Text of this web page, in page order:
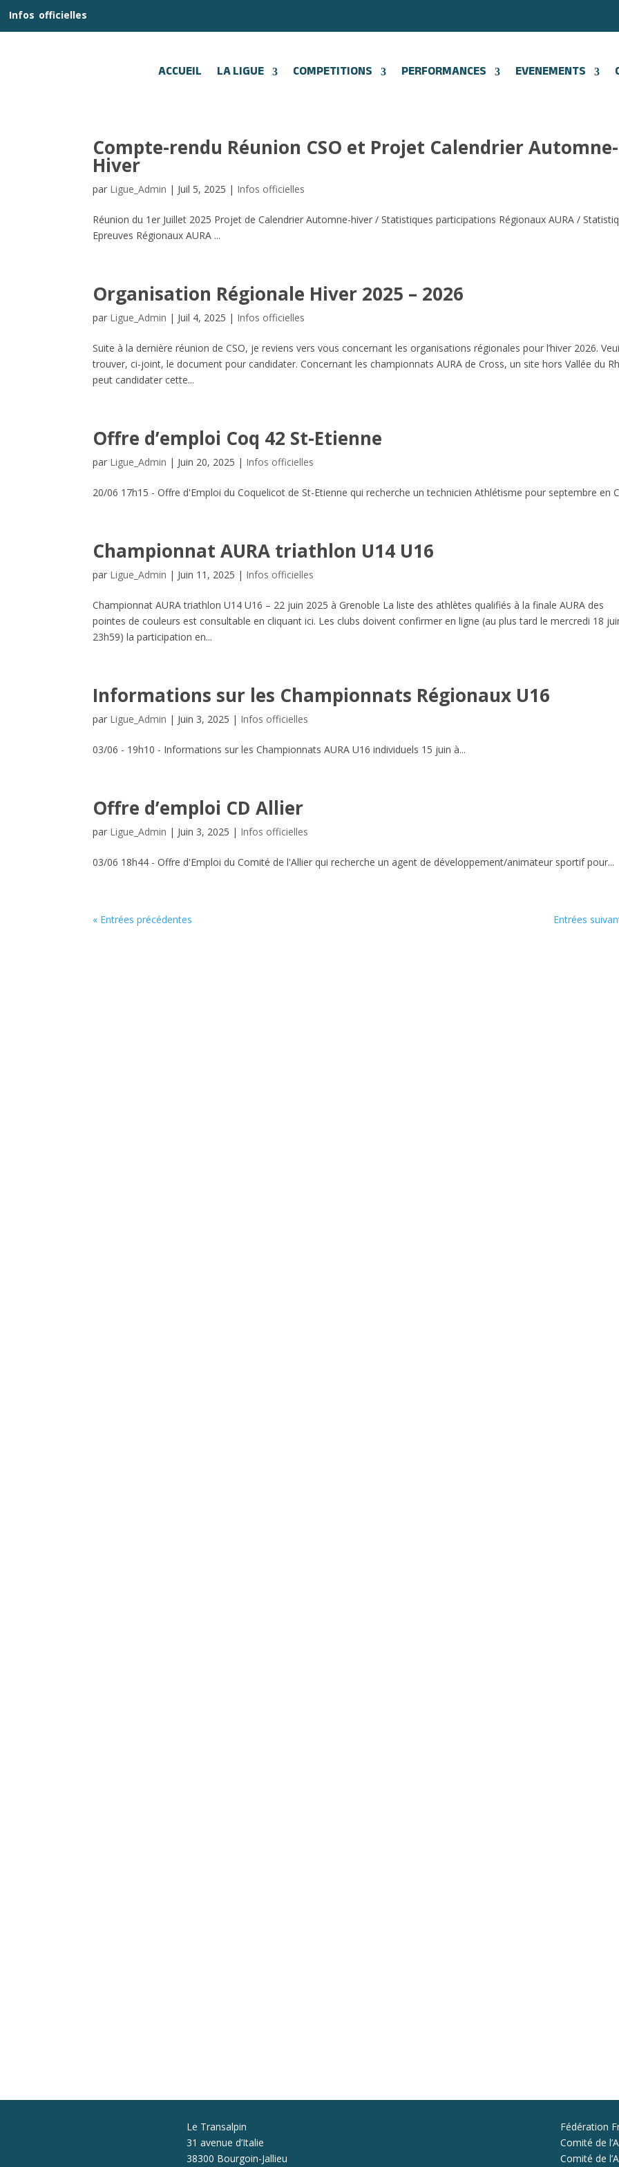
Infos officielles
ACCUEIL LA LIGUE COMPETITIONS PERFORMANCES EVENEMENTS
Compte-rendu Réunion CSO et Projet Calendrier Automne-
Hiver
par Ligue_Admin | Juil 5, 2025 | Infos officielles
Réunion du 1er Juillet 2025 Projet de Calendrier Automne-hiver / Statistiques participations Régionaux AURA /
Epreuves Régionaux AURA ...
Organisation Régionale Hiver 2025 – 2026
par Ligue_Admin | Juil 4, 2025 | Infos officielles
Suite à la dernière réunion de CSO, je reviens vers vous concernant les organisations régionales pour l’hiver 2026.
trouver, ci-joint, le document pour candidater. Concernant les championnats AURA de Cross, un site hors Vallée du
peut candidater cette...
Offre d’emploi Coq 42 St-Etienne
par Ligue_Admin | Juin 20, 2025 | Infos officielles
20/06 17h15 - Offre d'Emploi du Coquelicot de St-Etienne qui recherche un technicien Athlétisme pour septembre en
Championnat AURA triathlon U14 U16
par Ligue_Admin | Juin 11, 2025 | Infos officielles
Championnat AURA triathlon U14 U16 – 22 juin 2025 à Grenoble La liste des athlètes qualifiés à la finale AURA des
pointes de couleurs est consultable en cliquant ici. Les clubs doivent confirmer en ligne (au plus tard le mercredi 18
23h59) la participation en...
Informations sur les Championnats Régionaux U16
par Ligue_Admin | Juin 3, 2025 | Infos officielles
03/06 - 19h10 - Informations sur les Championnats AURA U16 individuels 15 juin à...
Offre d’emploi CD Allier
par Ligue_Admin | Juin 3, 2025 | Infos officielles
03/06 18h44 - Offre d'Emploi du Comité de l'Allier qui recherche un agent de développement/animateur sportif pour...
« Entrées précédentes Entrées
Le Transalpin
31 avenue d’Italie
38300 Bourgoin-Jallieu
Fédération
Comité de
Comité de